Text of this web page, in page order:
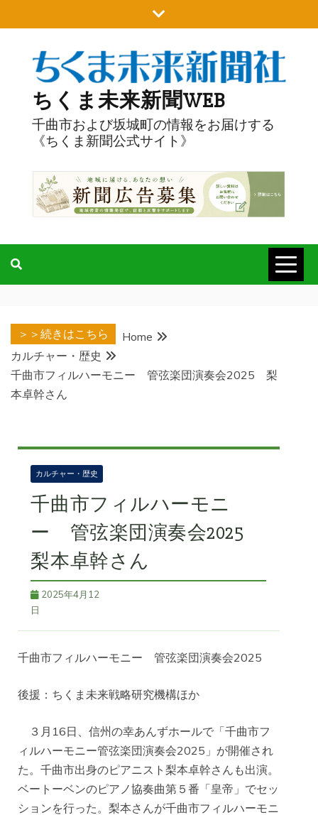
to
ちくま未来新聞WEB
千曲市および坂城町の情報をお届けする
《ちくま新聞公式サイト》
＞＞続きはこちら
Home
カルチャー・歴史
千曲市フィルハーモニー 管弦楽団演奏会2025 梨
本卓幹さん
カルチャー・歴史
千曲市フィルハーモニ
ー 管弦楽団演奏会2025
梨本卓幹さん
2025年4月12
日
千曲市フィルハーモニー 管弦楽団演奏会2025
後援：ちくま未来戦略研究機構ほか
３月16日、信州の幸あんずホールで「千曲市フ
ィルハーモニー管弦楽団演奏会2025」が開催され
た。千曲市出身のピアニスト梨本卓幹さんも出演。
ベートーベンのピアノ協奏曲第５番「皇帝」でセッ
ションを行った。梨本さんが千曲市フィルハーモニ